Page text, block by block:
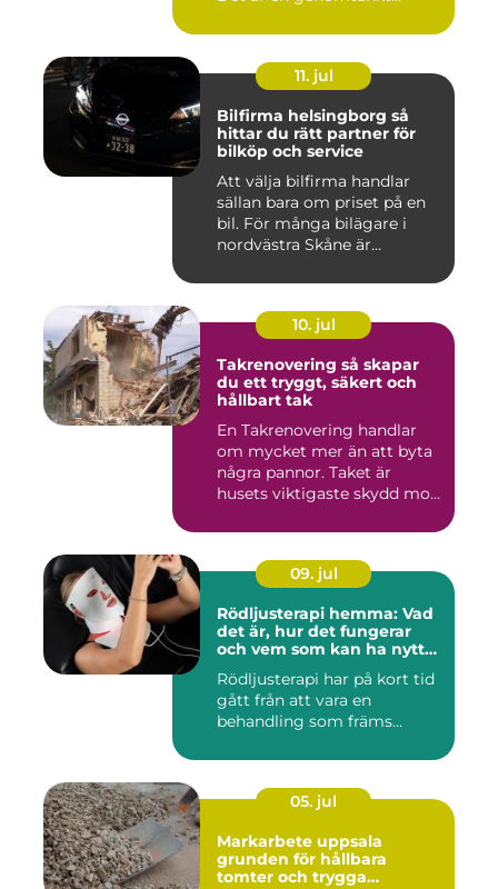
11. jul
Bilfirma helsingborg så
hittar du rätt partner för
bilköp och service
Att välja bilfirma handlar
sällan bara om priset på en
bil. För många bilägare i
nordvästra Skåne är...
10. jul
Takrenovering så skapar
du ett tryggt, säkert och
hållbart tak
En Takrenovering handlar
om mycket mer än att byta
några pannor. Taket är
husets viktigaste skydd mo...
09. jul
Rödljusterapi hemma: Vad
det är, hur det fungerar
och vem som kan ha nytta
Rödljusterapi har på kort tid
gått från att vara en
behandling som främs...
05. jul
Markarbete uppsala
grunden för hållbara
tomter och trygga